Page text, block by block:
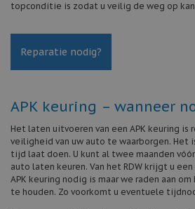
topconditie is zodat u veilig de weg op
Reparatie nodig?
APK keuring – wanneer
Het laten uitvoeren van een APK keuring
veiligheid van uw auto te waarborgen. Het
tijd laat doen. U kunt al twee maanden
auto laten keuren. Van het RDW krijgt u
APK keuring nodig is maar we raden aan
te houden. Zo voorkomt u eventuele